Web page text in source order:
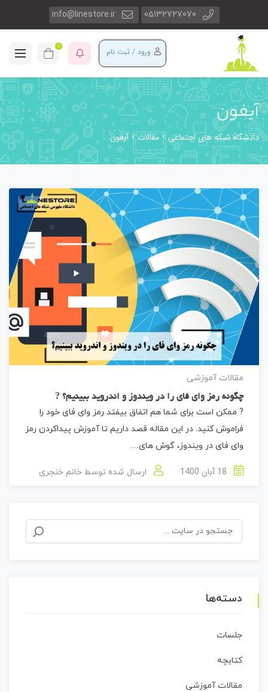
05132727070
info@linestore.ir
ورود / ثبت نام 0
آیفون
دانشگاه شبکه های اجتماعی مقالات آیفون
مقالات آموزشی
چگونه رمز وای ‌فای را در ویندوز و اندروید ببینیم؟ ?
? ممکن است برای شما هم اتفاق بیفتد رمز وای فای خود را
فراموش کنید. در این مقاله قصد داریم تا آموزش پیداکردن رمز
وای فای در ویندوز، گوش های…
ارسال شده توسط خانم خنجری
جستجو
برای:
دسته‌ها
جلسات
کتابچه
مقالات آموزشی